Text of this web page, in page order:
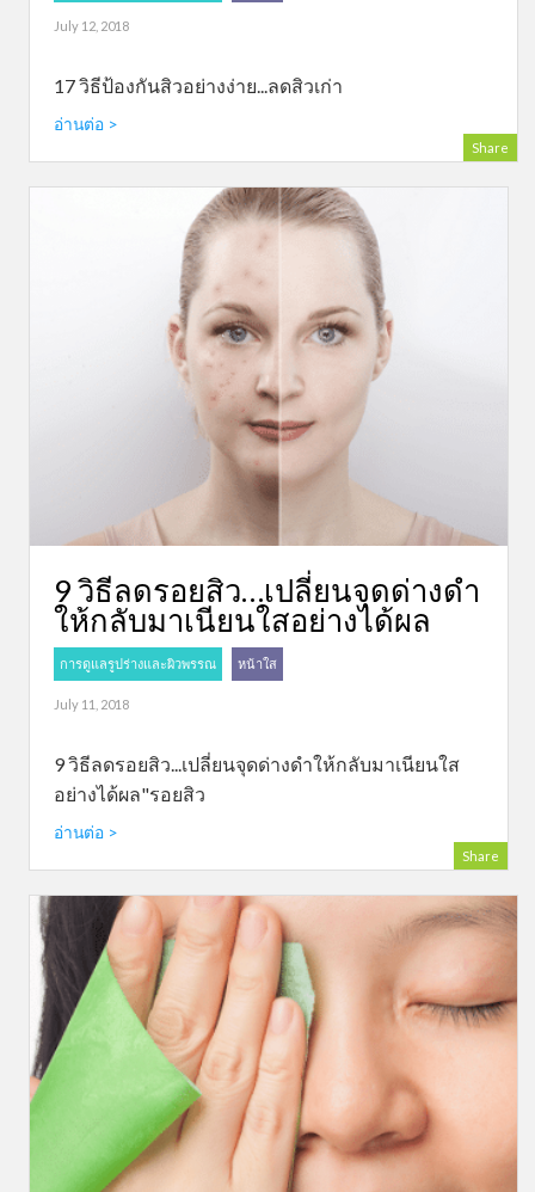
July 12, 2018
17 วิธีป้องกันสิวอย่างง่าย...ลดสิวเก่า
อ่านต่อ >
Share
9 วิธีลดรอยสิว…เปลี่ยนจุดด่างดำ
ให้กลับมาเนียนใสอย่างได้ผล
การดูแลรูปร่างและผิวพรรณ หน้าใส
July 11, 2018
9 วิธีลดรอยสิว...เปลี่ยนจุดด่างดำให้กลับมาเนียนใส
อย่างได้ผล"รอยสิว
อ่านต่อ >
Share